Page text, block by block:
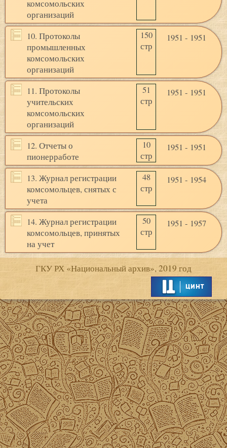
комсомольских
организаций
10. Протоколы
промышленных
комсомольских
организаций
150
стр
1951 - 1951
11. Протоколы
учительских
комсомольских
организаций
51
стр
1951 - 1951
12. Отчеты о
пионерработе
10
стр
1951 - 1951
13. Журнал регистрации
комсомольцев, снятых с
учета
48
стр
1951 - 1954
14. Журнал регистрации
комсомольцев, принятых
на учет
50
стр
1951 - 1957
ГКУ РХ «Национальный архив», 2019 год